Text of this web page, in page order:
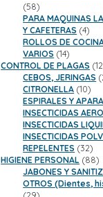
5858
productos
PARA MAQUINAS
Y CAFETERAS 44
ROLLOS DE
VARIOS 1414
productos
CONTROL DE PLAGAS
CEBOS, JERINGAS
CITRONELLA 1010
ESPIRALES Y
INSECTICIDAS
INSECTICIDAS
INSECTICIDAS
REPELENTES 3232
HIGIENE PERSONAL 8888
JABONES Y
OTROS (Dientes,
29